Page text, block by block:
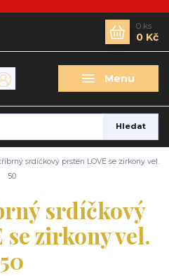
Menu
Hledat
0 ks
0 Kč
srdíčkový prsten LOVE se zirkony vel.
50
srdíčkový
zirkony vel.
50